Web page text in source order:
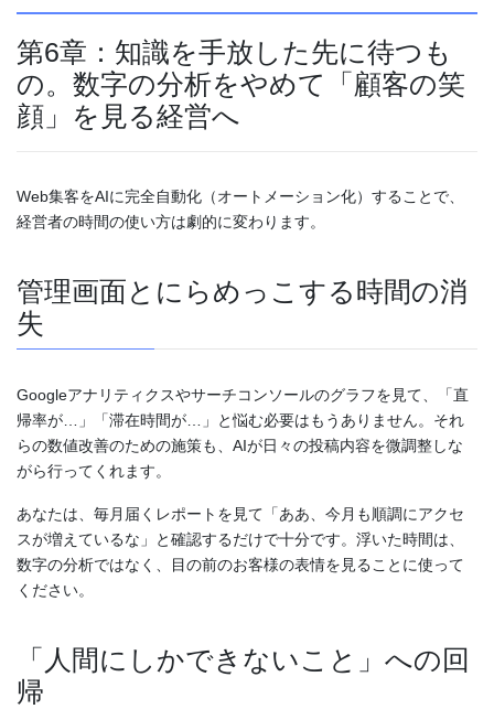
第6章：知識を手放した先に待つも
の。数字の分析をやめて「顧客の笑
顔」を見る経営へ
Web集客をAIに完全自動化（オートメーション化）することで、
経営者の時間の使い方は劇的に変わります。
管理画面とにらめっこする時間の消
失
Googleアナリティクスやサーチコンソールのグラフを見て、「直
帰率が…」「滞在時間が…」と悩む必要はもうありません。それ
らの数値改善のための施策も、AIが日々の投稿内容を微調整しな
がら行ってくれます。
あなたは、毎月届くレポートを見て「ああ、今月も順調にアクセ
スが増えているな」と確認するだけで十分です。浮いた時間は、
数字の分析ではなく、目の前のお客様の表情を見ることに使って
ください。
「人間にしかできないこと」への回
帰